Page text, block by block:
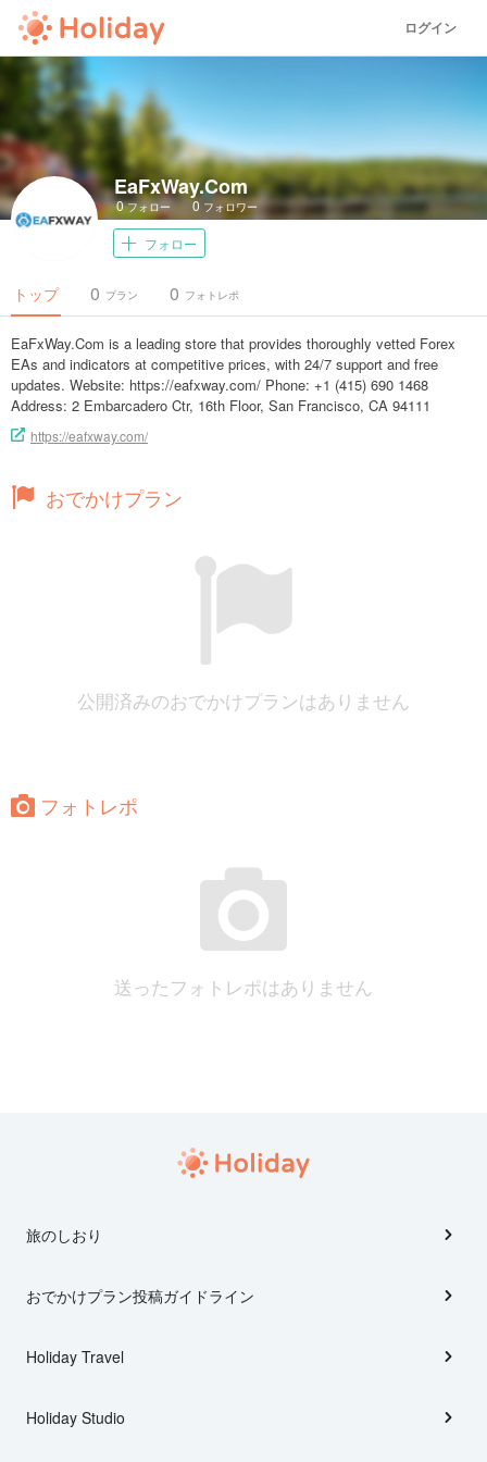
ログイン
EaFxWay.Com
0フォロー 0 フォロワー
フォロー
トップ プラン
0 フォトレポ
0
EaFxWay.Com is a leading store that provides thoroughly vetted Forex
EAs and indicators at competitive prices, with 24/7 support and free
updates. Website: https://eafxway.com/ Phone: +1 (415) 690 1468
Address: 2 Embarcadero Ctr, 16th Floor, San Francisco, CA 94111
https://eafxway.com/
おでかけプラン
公開済みのおでかけプランはありません
フォトレポ
送ったフォトレポはありません
旅のしおり
おでかけプラン投稿ガイドライン
Holiday Travel
Holiday Studio